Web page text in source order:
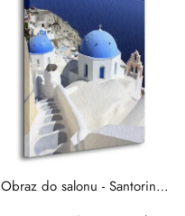
Obraz do salonu - Santorini -